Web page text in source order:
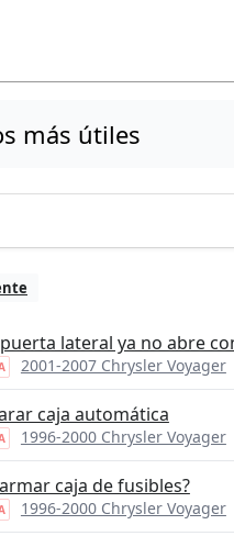
más útiles
lateral ya no abre
2001-2007 Chrysler Voyager
caja automática
1996-2000 Chrysler Voyager
caja de fusibles?
1996-2000 Chrysler Voyager